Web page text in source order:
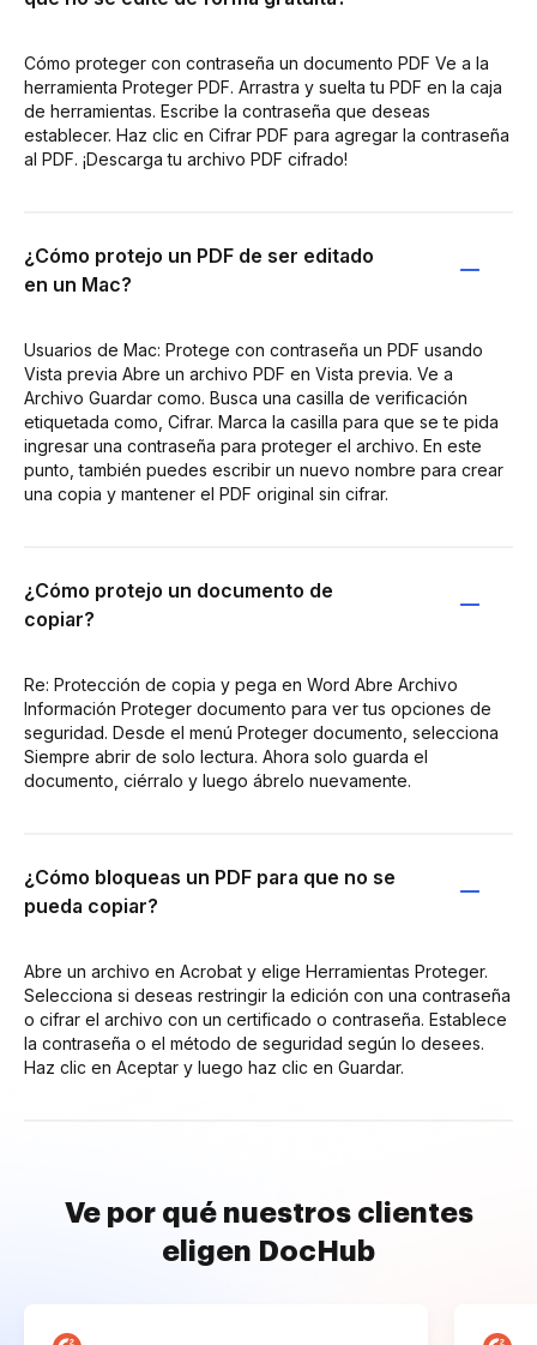
Cómo proteger con contraseña un documento PDF Ve a la
herramienta Proteger PDF. Arrastra y suelta tu PDF en la caja
de herramientas. Escribe la contraseña que deseas
establecer. Haz clic en Cifrar PDF para agregar la contraseña
al PDF. ¡Descarga tu archivo PDF cifrado!
¿Cómo protejo un PDF de ser editado
en un Mac?
Usuarios de Mac: Protege con contraseña un PDF usando
Vista previa Abre un archivo PDF en Vista previa. Ve a
Archivo Guardar como. Busca una casilla de verificación
etiquetada como, Cifrar. Marca la casilla para que se te pida
ingresar una contraseña para proteger el archivo. En este
punto, también puedes escribir un nuevo nombre para crear
una copia y mantener el PDF original sin cifrar.
¿Cómo protejo un documento de
copiar?
Re: Protección de copia y pega en Word Abre Archivo
Información Proteger documento para ver tus opciones de
seguridad. Desde el menú Proteger documento, selecciona
Siempre abrir de solo lectura. Ahora solo guarda el
documento, ciérralo y luego ábrelo nuevamente.
¿Cómo bloqueas un PDF para que no se
pueda copiar?
Abre un archivo en Acrobat y elige Herramientas Proteger.
Selecciona si deseas restringir la edición con una contraseña
o cifrar el archivo con un certificado o contraseña. Establece
la contraseña o el método de seguridad según lo desees.
Haz clic en Aceptar y luego haz clic en Guardar.
Ve por qué nuestros clientes
eligen DocHub